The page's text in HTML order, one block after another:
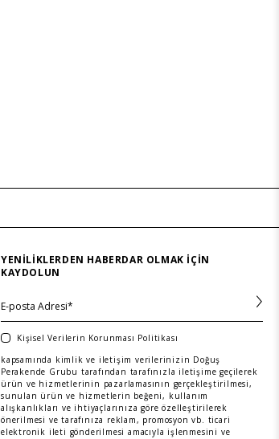
YENILIKLERDEN HABERDAR OLMAK IÇIN
KAYDOLUN
Kişisel Verilerin Korunması Politikası
kapsamında kimlik ve iletişim verilerinizin Doğuş
Perakende Grubu tarafından tarafınızla iletişime geçilerek
ürün ve hizmetlerinin pazarlamasının gerçekleştirilmesi,
sunulan ürün ve hizmetlerin beğeni, kullanım
alışkanlıkları ve ihtiyaçlarınıza göre özelleştirilerek
önerilmesi ve tarafınıza reklam, promosyon vb. ticari
elektronik ileti gönderilmesi amacıyla işlenmesini ve